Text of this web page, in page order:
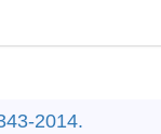
2014.